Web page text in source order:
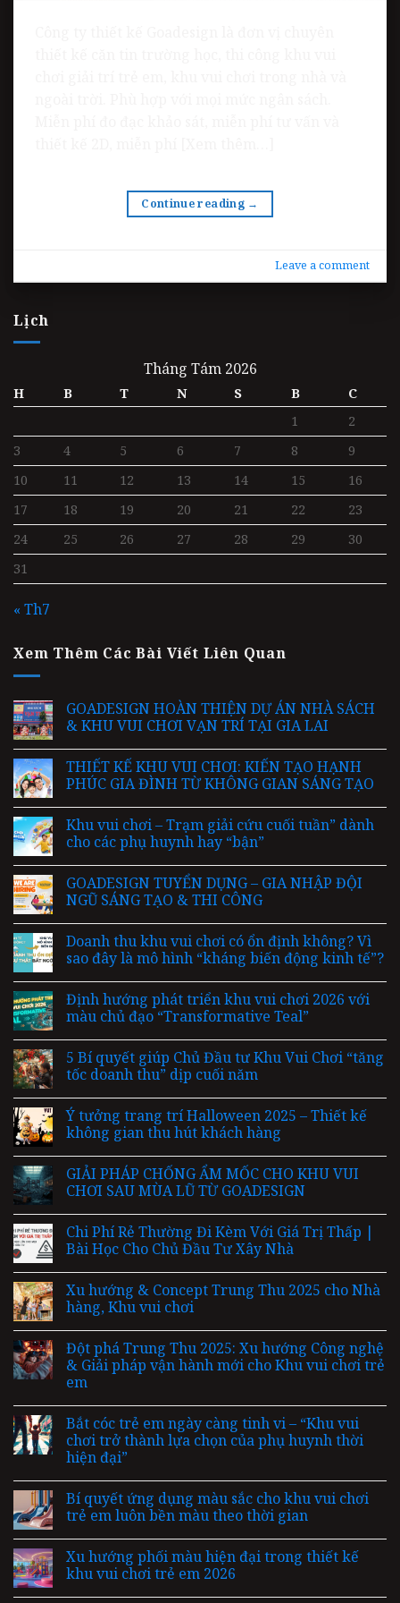
Continue reading →
Leave a comment
Lịch
Tháng Tám 2026
H B T N S B
C
1
2
3
4 5 6 7 8
9
10
11 12 13 14 15
16
17
18 19 20 21 22
23
24
25 26 27 28 29
30
31
« Th7
Xem Thêm Các Bài Viết Liên Quan
GOADESIGN HOÀN THIỆN DỰ ÁN NHÀ SÁCH
& KHU VUI CHƠI VẠN TRÍ TẠI GIA LAI
THIẾT KẾ KHU VUI CHƠI: KIẾN TẠO HẠNH
PHÚC GIA ĐÌNH TỪ KHÔNG GIAN SÁNG TẠO
Khu vui chơi – Trạm giải cứu cuối tuần” dành
cho các phụ huynh hay “bận”
GOADESIGN TUYỂN DỤNG – GIA NHẬP ĐỘI
NGŨ SÁNG TẠO & THI CÔNG
Doanh thu khu vui chơi có ổn định không? Vì
sao đây là mô hình “kháng biến động kinh tế”?
Định hướng phát triển khu vui chơi 2026 với
màu chủ đạo “Transformative Teal”
5 Bí quyết giúp Chủ Đầu tư Khu Vui Chơi “tăng
tốc doanh thu” dịp cuối năm
Ý tưởng trang trí Halloween 2025 – Thiết kế
không gian thu hút khách hàng
GIẢI PHÁP CHỐNG ẨM MỐC CHO KHU VUI
CHƠI SAU MÙA LŨ TỪ GOADESIGN
Chi Phí Rẻ Thường Đi Kèm Với Giá Trị Thấp |
Bài Học Cho Chủ Đầu Tư Xây Nhà
Xu hướng & Concept Trung Thu 2025 cho Nhà
hàng, Khu vui chơi
Đột phá Trung Thu 2025: Xu hướng Công nghệ
& Giải pháp vận hành mới cho Khu vui chơi trẻ
em
Bắt cóc trẻ em ngày càng tinh vi – “Khu vui
chơi trở thành lựa chọn của phụ huynh thời
hiện đại”
Bí quyết ứng dụng màu sắc cho khu vui chơi
trẻ em luôn bền màu theo thời gian
Xu hướng phối màu hiện đại trong thiết kế
khu vui chơi trẻ em 2026